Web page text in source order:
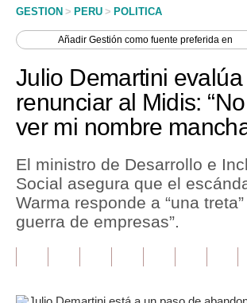
Economía
Mercados
Política
Finanzas Personales
GESTION > PERU > POLITICA
AñadirGestión como fuente preferida en
Julio Demartini evalúa
renunciar al Midis:
ver mi nombre
El ministro de Desarrollo e
Social asegura que el
Warma responde a “una treta”
guerra de empresas”.